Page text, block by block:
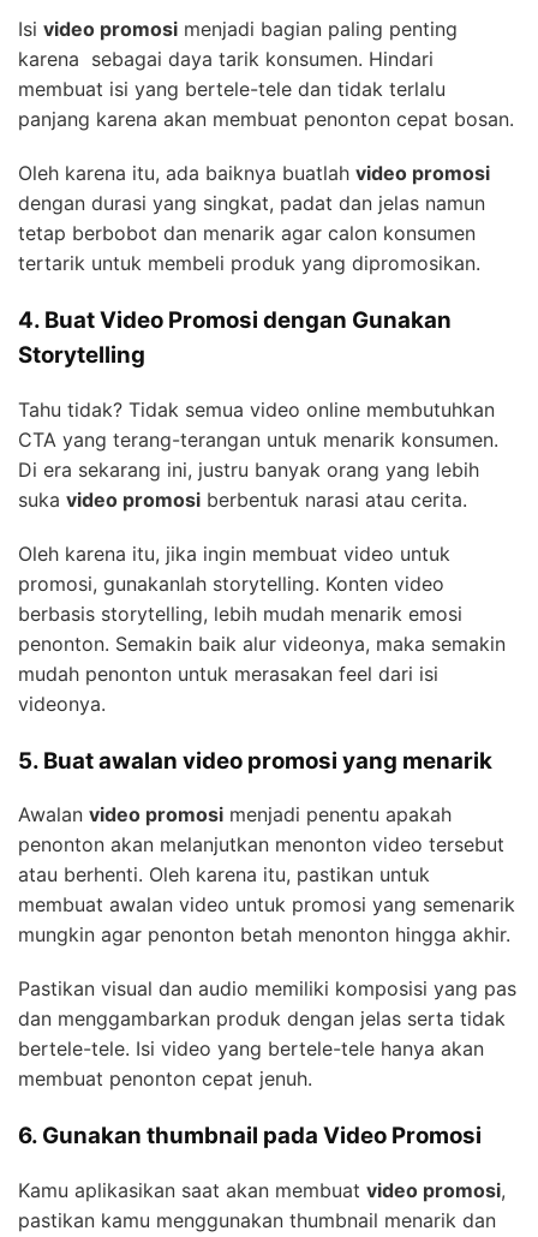
Isi video promosi menjadi bagian paling penting
karena sebagai daya tarik konsumen. Hindari
membuat isi yang bertele-tele dan tidak terlalu
panjang karena akan membuat penonton cepat bosan.
Oleh karena itu, ada baiknya buatlah video promosi
dengan durasi yang singkat, padat dan jelas namun
tetap berbobot dan menarik agar calon konsumen
tertarik untuk membeli produk yang dipromosikan.
4. Buat Video Promosi dengan Gunakan
Storytelling
Tahu tidak? Tidak semua video online membutuhkan
CTA yang terang-terangan untuk menarik konsumen.
Di era sekarang ini, justru banyak orang yang lebih
suka video promosi berbentuk narasi atau cerita.
Oleh karena itu, jika ingin membuat video untuk
promosi, gunakanlah storytelling. Konten video
berbasis storytelling, lebih mudah menarik emosi
penonton. Semakin baik alur videonya, maka semakin
mudah penonton untuk merasakan feel dari isi
videonya.
5. Buat awalan video promosi yang menarik
Awalan video promosi menjadi penentu apakah
penonton akan melanjutkan menonton video tersebut
atau berhenti. Oleh karena itu, pastikan untuk
membuat awalan video untuk promosi yang semenarik
mungkin agar penonton betah menonton hingga akhir.
Pastikan visual dan audio memiliki komposisi yang pas
dan menggambarkan produk dengan jelas serta tidak
bertele-tele. Isi video yang bertele-tele hanya akan
membuat penonton cepat jenuh.
6. Gunakan thumbnail pada Video Promosi
Kamu aplikasikan saat akan membuat video promosi,
pastikan kamu menggunakan thumbnail menarik dan